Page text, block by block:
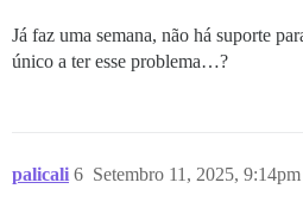
Já faz uma semana, não há suporte
único a ter esse problema…?
palicali Setembro 11, 2025, 9:14pm
6